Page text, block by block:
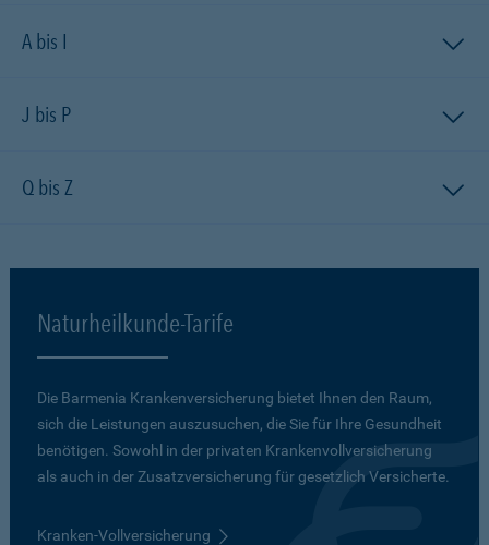
A bis I
J bis P
Q bis Z
Naturheilkunde-Tarife
Die Barmenia Krankenversicherung bietet Ihnen den Raum,
sich die Leistungen auszusuchen, die Sie für Ihre Gesundheit
benötigen. Sowohl in der privaten Krankenvollversicherung
als auch in der Zusatzversicherung für gesetzlich Versicherte.
Kranken-Vollversicherung